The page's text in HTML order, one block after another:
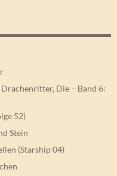
Die – Band 6:
52)
Stein
(Starship 04)